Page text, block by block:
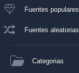
Fuentes populares
Fuentes aleatorias
Categorias